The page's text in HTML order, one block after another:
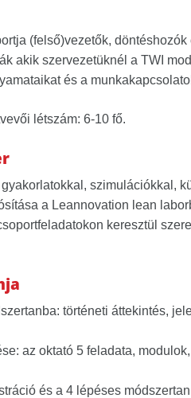
(felső)vezetők,
akik szervezetüknél a TWI
és a
létszám: 6-10 fő.
szimulációkkal,
a Leannovation lean
keresztül
történeti áttekintés,
az oktató 5 feladata,
és a 4 lépéses módszertan